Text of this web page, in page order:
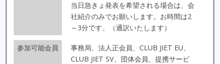
当日急きょ発表を希望される場合は、会
社紹介のみでお願いします。お時間は2
～3分です。（通訳いたします）
参加可能会員
事務局、法人正会員、CLUB JIET EU、
CLUB JIET SV、団体会員、提携サービ